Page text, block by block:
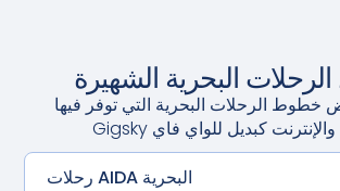
البحرية الشهيرة
الرحلات البحرية التي توفر فيها
رحلات AIDA البحرية